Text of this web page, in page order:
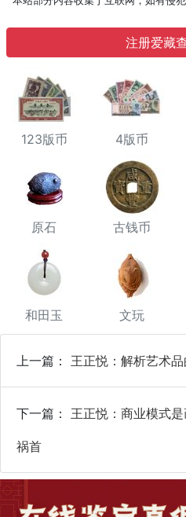
注册爱藏
123版币 4版币
原石 古钱币
和田玉 文玩
上一篇： 王正悦：解析艺术
下一篇： 王正悦：商业模式
祸首